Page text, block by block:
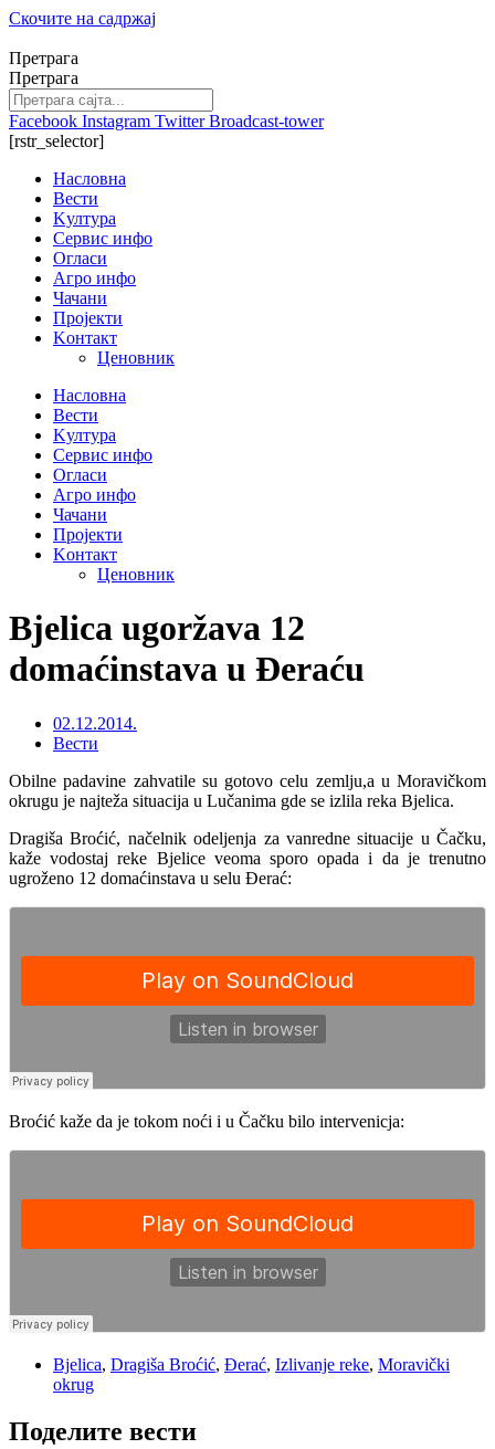
Скочите на садржај
Претрага
Претрага
Facebook Instagram Twitter Broadcast-tower
[rstr_selector]
Насловна
Вести
Kултура
Сервис инфо
Огласи
Агро инфо
Чачани
Пројекти
Kонтакт
Ценовник
Насловна
Вести
Kултура
Сервис инфо
Огласи
Агро инфо
Чачани
Пројекти
Kонтакт
Ценовник
Bjelica ugoržava 12
domaćinstava u Đeraću
02.12.2014.
Вести
Obilne padavine zahvatile su gotovo celu zemlju,a u Moravičkom
okrugu je najteža situacija u Lučanima gde se izlila reka Bjelica.
Dragiša Broćić, načelnik odeljenja za vanredne situacije u Čačku,
kaže vodostaj reke Bjelice veoma sporo opada i da je trenutno
ugroženo 12 domaćinstava u selu Đerać:
Broćić kaže da je tokom noći i u Čačku bilo intervenicja:
Bjelica, Dragiša Broćić, Đerać, Izlivanje reke, Moravički
okrug
Поделите вести